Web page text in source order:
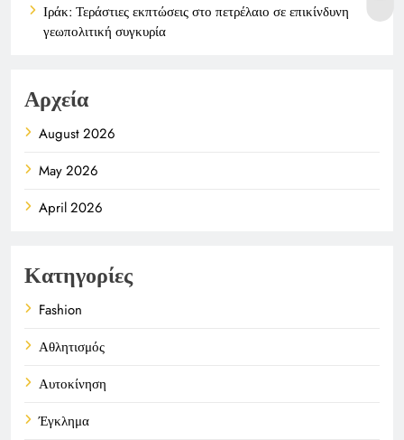
Ιράκ: Τεράστιες εκπτώσεις στο πετρέλαιο σε επικίνδυνη
γεωπολιτική συγκυρία
Αρχεία
August 2026
May 2026
April 2026
Κατηγορίες
Fashion
Αθλητισμός
Αυτοκίνηση
Έγκλημα